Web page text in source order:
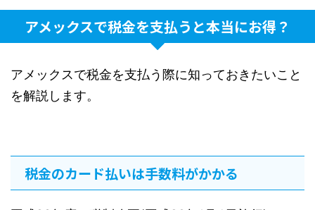
アメックスで税金を支払うと本当にお得？
アメックスで税金を支払う際に知っておきたいこと
を解説します。
税金のカード払いは手数料がかかる